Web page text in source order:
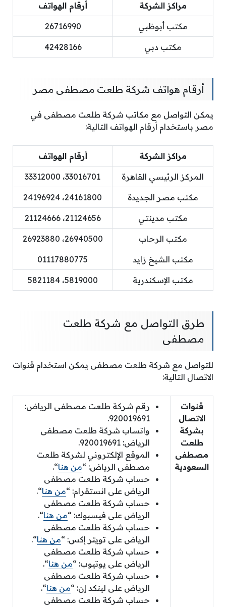
مراكز الشركة أرقام الهواتف
مكتب أبوظبي 26716990
مكتب دبي 42428166
أرقام هواتف شركة طلعت مصطفى مصر
يمكن التواصل مع مكاتب شركة طلعت مصطفى في
مصر باستخدام أرقام الهواتف التالية:
مراكز الشركة أرقام الهواتف
المركز الرئيسي القاهرة 33016701، 33312000
مكتب مصر الجديدة 24161800، 24196924
مكتب مدينتي 21124656، 21124666
مكتب الرحاب 26940500، 26923880
مكتب الشيخ زايد 01117880775
مكتب الإسكندرية 5819000، 5821184
طرق التواصل مع شركة طلعت
مصطفى
للتواصل مع شركة طلعت مصطفى يمكن استخدام قنوات
الاتصال التالية:
قنوات
الاتصال
بشركة
طلعت
مصطفى
السعودية
رقم شركة طلعت مصطفى الرياض:
920019691.
واتساب شركة طلعت مصطفى
الرياض: 920019691.
الموقع الإلكتروني لشركة طلعت
مصطفى الرياض: “من هنا“.
حساب شركة طلعت مصطفى
الرياض على انستقرام: “من هنا“.
حساب شركة طلعت مصطفى
الرياض على فيسبوك: “من هنا“.
حساب شركة طلعت مصطفى
الرياض على تويتر إكس: “من هنا“.
حساب شركة طلعت مصطفى
الرياض على يوتيوب: “من هنا“.
حساب شركة طلعت مصطفى
الرياض على لينكد إن: “من هنا“.
حساب شركة طلعت مصطفى